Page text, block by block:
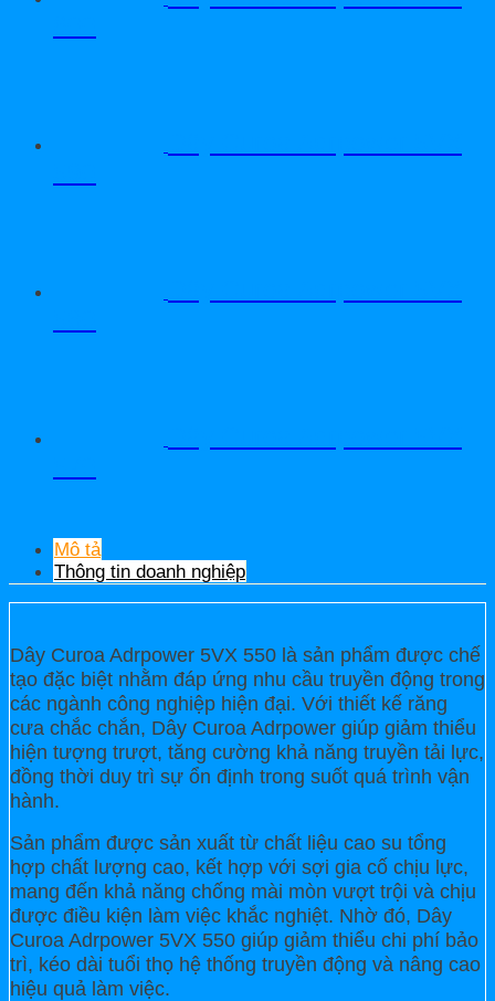
Mô tả
Thông tin doanh nghiệp
Dây Curoa Adrpower 5VX 550 là sản phẩm được chế
tạo đặc biệt nhằm đáp ứng nhu cầu truyền động trong
các ngành công nghiệp hiện đại. Với thiết kế răng
cưa chắc chắn, Dây Curoa Adrpower giúp giảm thiểu
hiện tượng trượt, tăng cường khả năng truyền tải lực,
đồng thời duy trì sự ổn định trong suốt quá trình vận
hành.
Sản phẩm được sản xuất từ chất liệu cao su tổng
hợp chất lượng cao, kết hợp với sợi gia cố chịu lực,
mang đến khả năng chống mài mòn vượt trội và chịu
được điều kiện làm việc khắc nghiệt. Nhờ đó, Dây
Curoa Adrpower 5VX 550 giúp giảm thiểu chi phí bảo
trì, kéo dài tuổi thọ hệ thống truyền động và nâng cao
hiệu quả làm việc.